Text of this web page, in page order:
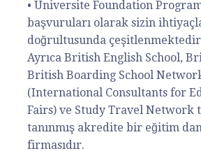
• Universite Foundation
başvuruları olarak sizin
doğrultusunda
Ayrıca British English School,
British Boarding School
(International Consultants for
Fairs) ve Study Travel Network
tanınmış akredite bir eğitim
firmasıdır.